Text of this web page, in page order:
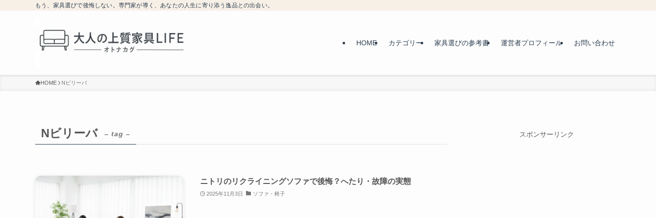
もう、家具選びで後悔しない。専門家が導く、あなたの人生に寄り添う逸品との出会い。
HOME カテゴリー 家具選びの参考書 運営者プロフィール お問い合わせ
HOME Nビリーバ
Nビリーバ – tag –
ニトリのリクライニングソファで後悔？へたり・故障の実態
2025年11月3日 ソファ・椅子
スポンサーリンク